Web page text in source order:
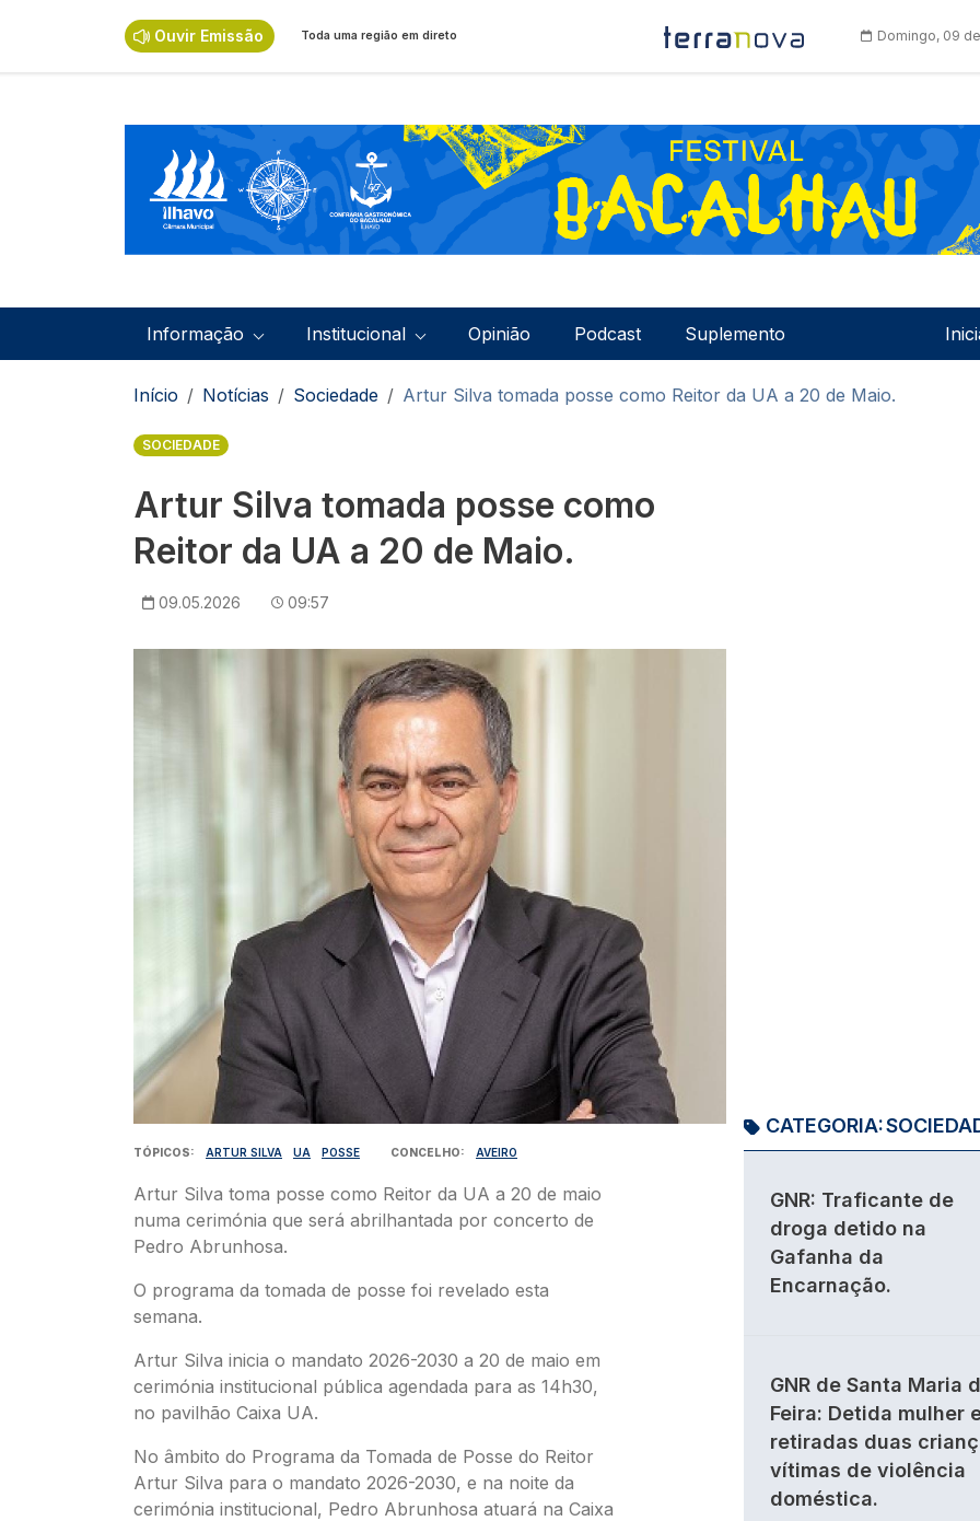
Ouvir Emissão Toda uma região em direto Domingo, 09
Navegação principal
Informação Institucional Opinião Podcast Suplemento
Navegação estrutural
Início Notícias Sociedade Artur Silva tomada posse como Reitor da UA a 20 de Maio.
SOCIEDADE
Artur Silva tomada posse como
Reitor da UA a 20 de Maio.
09.05.2026 09:57
TÓPICOS ARTUR SILVA UA POSSE CONCELHO AVEIRO
Artur Silva toma posse como Reitor da UA a 20 de maio
numa cerimónia que será abrilhantada por concerto de
Pedro Abrunhosa.
O programa da tomada de posse foi revelado esta
semana.
Artur Silva inicia o mandato 2026-2030 a 20 de maio em
cerimónia institucional pública agendada para as 14h30,
no pavilhão Caixa UA.
No âmbito do Programa da Tomada de Posse do Reitor
Artur Silva para o mandato 2026-2030, e na noite da
cerimónia institucional, Pedro Abrunhosa atuará na Caixa
CATEGORIA:
GNR: Traficante de
droga detido na
Gafanha da
Encarnação.
GNR de Santa Maria
Feira: Detida mulher
retiradas duas
vítimas de violência
doméstica.